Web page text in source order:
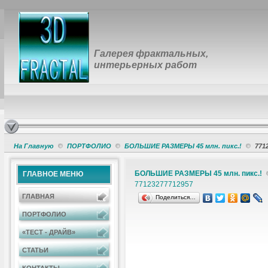
Галерея фрактальных,
интерьерных работ
На Главную ПОРТФОЛИО БОЛЬШИЕ РАЗМЕРЫ 45 млн. пикс.!
ГЛАВНОЕ МЕНЮ
ГЛАВНАЯ
ПОРТФОЛИО
«ТЕСТ - ДРАЙВ»
СТАТЬИ
БОЛЬШИЕ РАЗМЕРЫ 45 млн. пикс.!
77123277712957
Поделиться…